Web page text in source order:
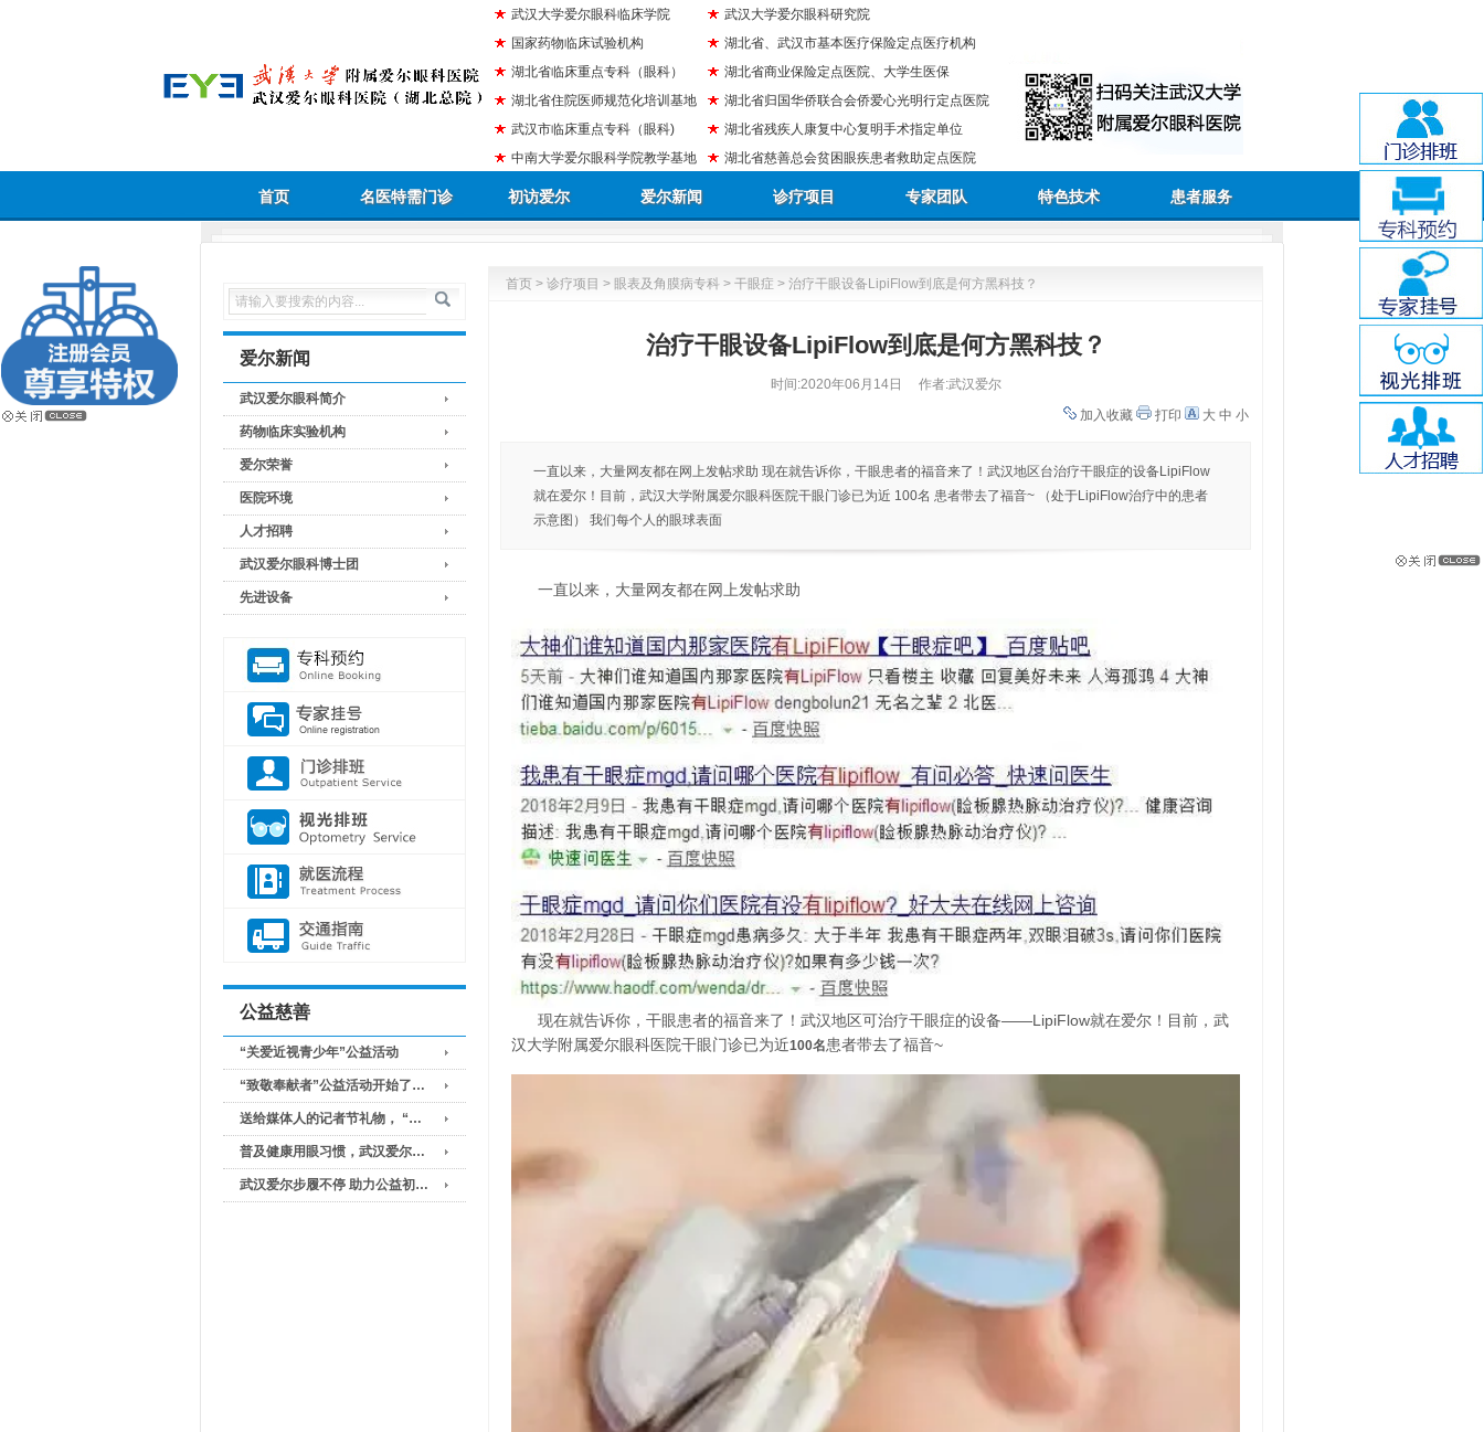
武汉大学爱尔眼科临床学院
国家药物临床试验机构
湖北省临床重点专科（眼科）
湖北省住院医师规范化培训基地
武汉市临床重点专科（眼科)
中南大学爱尔眼科学院教学基地
武汉大学爱尔眼科研究院
湖北省、武汉市基本医疗保险定点医疗机构
湖北省商业保险定点医院、大学生医保
湖北省归国华侨联合会侨爱心光明行定点医院
湖北省残疾人康复中心复明手术指定单位
湖北省慈善总会贫困眼疾患者救助定点医院
首页 名医特需门诊 初访爱尔 爱尔新闻 诊疗项目 专家团队 特色技术 患者服务
爱尔新闻
武汉爱尔眼科简介
药物临床实验机构
爱尔荣誉
医院环境
人才招聘
武汉爱尔眼科博士团
先进设备
公益慈善
“关爱近视青少年”公益活动
“致敬奉献者”公益活动开始了…
送给媒体人的记者节礼物， “…
普及健康用眼习惯，武汉爱尔…
武汉爱尔步履不停 助力公益初…
首页 > 诊疗项目 > 眼表及角膜病专科 > 干眼症 > 治疗干眼设备LipiFlow到底是何方黑科技？
治疗干眼设备LipiFlow到底是何方黑科技？
时间:2020年06月14日
作者:武汉爱尔
加入收藏
打印 大 中 小
一直以来，大量网友都在网上发帖求助 现在就告诉你，干眼患者的福音来了！武汉地区台治疗干眼症的设备LipiFlow
就在爱尔！目前，武汉大学附属爱尔眼科医院干眼门诊已为近 100名 患者带去了福音~ （处于LipiFlow治疗中的患者
示意图） 我们每个人的眼球表面
一直以来，大量网友都在网上发帖求助
现在就告诉你，干眼患者的福音来了！武汉地区可治疗干眼症的设备——LipiFlow就在爱尔！目前，武
汉大学附属爱尔眼科医院干眼门诊已为近100名患者带去了福音~